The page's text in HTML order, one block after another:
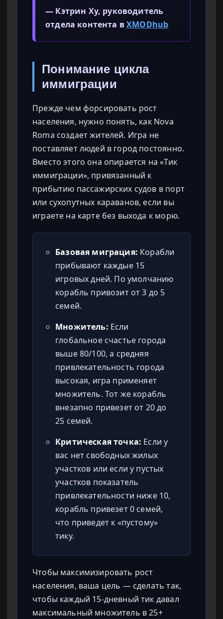
— Кэтрин Ху, руководитель
отдела контента вXMODhub
Понимание цикла
иммиграции
Прежде чем форсировать рост
населения, нужно понять, как Nova
Roma создает жителей. Игра не
поставляет людей в город постоянно.
Вместо этого она опирается на «Тик
иммиграции», привязанный к
прибытию пассажирских судов в порт
или сухопутных караванов, если вы
играете на карте без выхода к морю.
Базовая миграция: Корабли
прибывают каждые 15
игровых дней. По умолчанию
корабль привозит от 3 до 5
семей.
Множитель: Если
глобальное счастье города
выше 80/100, а средняя
привлекательность города
высокая, игра применяет
множитель. Тот же корабль
внезапно привезет от 20 до
25 семей.
Критическая точка: Если у
вас нет свободных жилых
участков или если у пустых
участков показатель
привлекательности ниже 10,
корабль привезет 0 семей,
что приведет к «пустому»
тику.
Чтобы максимизировать рост
населения, ваша цель — сделать так,
чтобы каждый 15-дневный тик давал
максимальный множитель в 25+